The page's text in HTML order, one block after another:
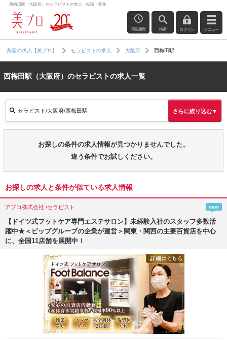
西梅田駅（大阪府）のセラピストの求人・転職・募集
閲覧履歴 検索 ログイン メニュー
美容の求人【美プロ】 セラピストの求人 大阪府 西梅田駅
西梅田駅（大阪府）のセラピストの求人一覧
セラピスト/大阪府/西梅田駅 さらに絞り込む▼
お探しの条件の求人情報が見つかりませんでした。
違う条件でお試しください。
お探しの求人と条件が似ている求人情報
アブコ株式会社 /セラピスト new
【ドイツ式フットケア専門エステサロン】未経験入社のスタッフ多数活
躍中★＜ピップグループの企業が運営＞関東・関西の主要百貨店を中心
に、全国11店舗を展開中！